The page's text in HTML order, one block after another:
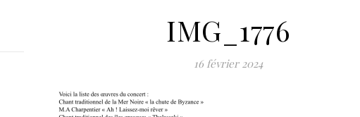
IMG_1776
16 février 2024